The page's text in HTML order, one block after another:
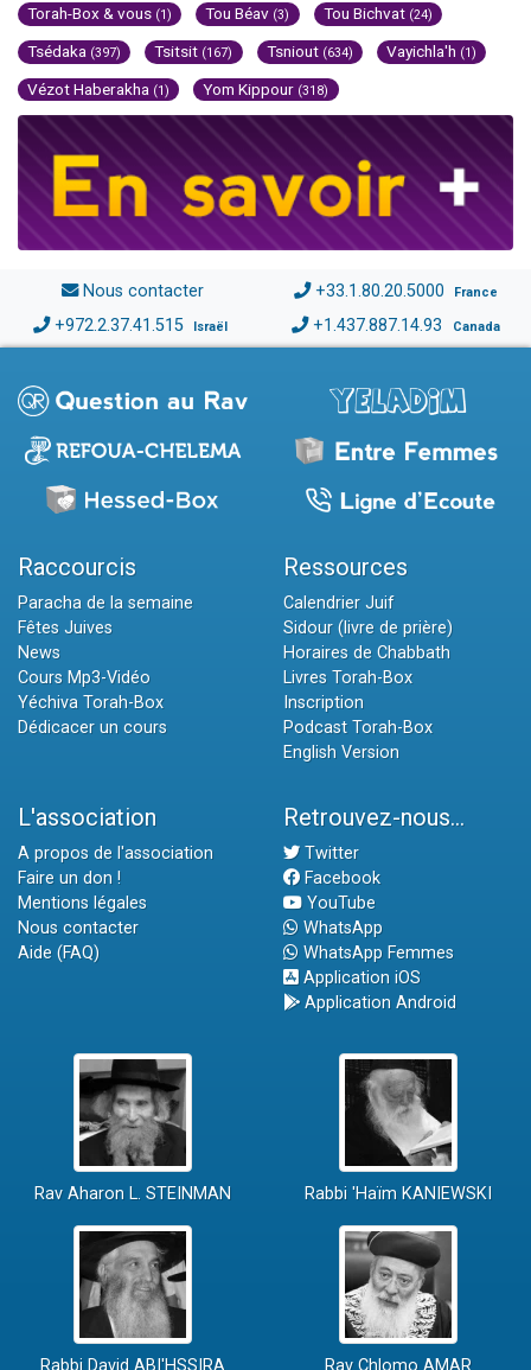
Torah-Box & vous (1) Tou Béav (3) Tou Bichvat (24)
Tsédaka (397) Tsitsit (167) Tsniout (634) Vayichla'h (1)
Vézot Haberakha (1) Yom Kippour (318)
Nous contacter +33.1.80.20.5000 France
+972.2.37.41.515 Israël +1.437.887.14.93 Canada
Raccourcis
Paracha de la semaine
Fêtes Juives
News
Cours Mp3-Vidéo
Yéchiva Torah-Box
Dédicacer un cours
Ressources
Calendrier Juif
Sidour (livre de prière)
Horaires de Chabbath
Livres Torah-Box
Inscription
Podcast Torah-Box
English Version
L'association
A propos de l'association
Faire un don !
Mentions légales
Nous contacter
Aide (FAQ)
Retrouvez-nous...
Twitter
Facebook
YouTube
WhatsApp
WhatsApp Femmes
Application iOS
Application Android
Rav Aharon L. STEINMAN Rabbi 'Haïm KANIEWSKI